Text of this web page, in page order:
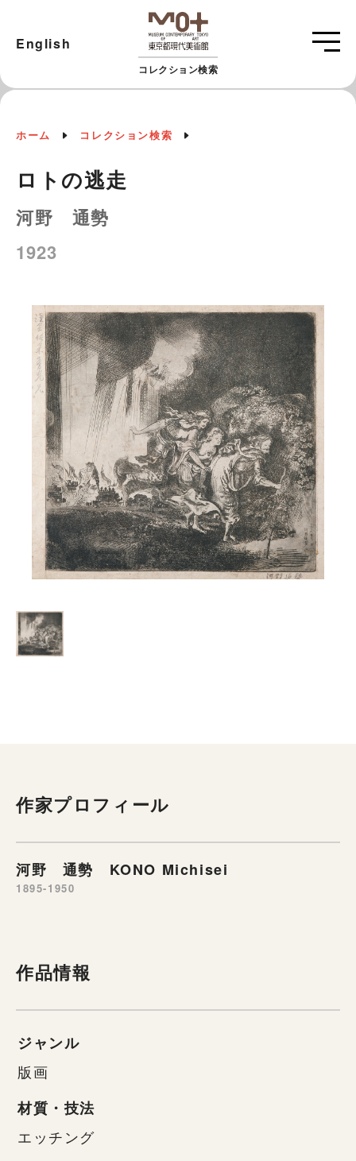
コレクション検索
English
ホーム コレクション検索
ロトの逃走
河野 通勢
1923
作家プロフィール
河野 通勢 KONO Michisei
1895-1950
作品情報
ジャンル
版画
材質・技法
エッチング